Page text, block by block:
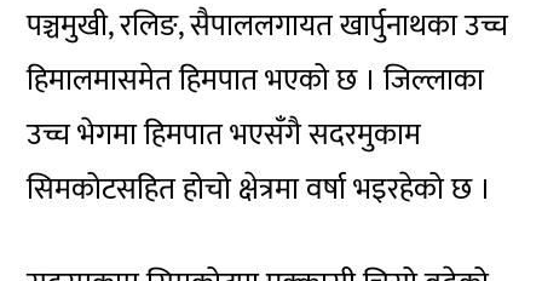
पञ्चमुखी, रलिङ, सैपाललगायत खार्पुनाथका उच्च
हिमालमासमेत हिमपात भएको छ । जिल्लाका
उच्च भेगमा हिमपात भएसँगै सदरमुकाम
सिमकोटसहित होचो क्षेत्रमा वर्षा भइरहेको छ ।